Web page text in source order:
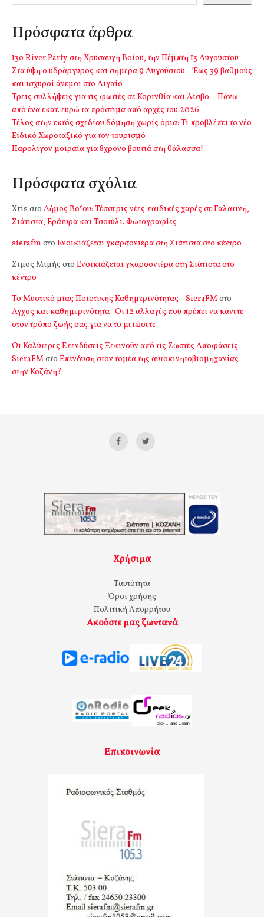
Πρόσφατα άρθρα
13o River Party στη Χρυσαυγή Βοΐου, την Πέμπτη 13 Αυγούστου
Στα ύψη ο υδράργυρος και σήμερα 9 Αυγούστου – Έως 39 βαθμούς
και ισχυροί άνεμοι στο Αιγαίο
Τρεις συλλήψεις για τις φωτιές σε Κορινθία και Λέσβο – Πάνω
από ένα εκατ. ευρώ τα πρόστιμα από αρχές του 2026
Τέλος στην εκτός σχεδίου δόμηση χωρίς όρια: Τι προβλέπει το νέο
Ειδικό Χωροταξικό για τον τουρισμό
Παρολίγον μοιραία για 8χρονο βουτιά στη θάλασσα!
Πρόσφατα σχόλια
Xris στο Δήμος Βοΐου: Τέσσερις νέες παιδικές χαρές σε Γαλατινή,
Σιάτιστα, Εράτυρα και Τσοτύλι. Φωτογραφίες
sierafm στο Ενοικιάζεται γκαρσονιέρα στη Σιάτιστα στο κέντρο
Σιμος Μιμής στο Ενοικιάζεται γκαρσονιέρα στη Σιάτιστα στο
κέντρο
Το Μυστικό μιας Ποιοτικής Καθημερινότητας - SieraFMστο
Αγχος και καθημερινότητα -Οι 12 αλλαγές που πρέπει να κάνετε
στον τρόπο ζωής σας για να το μειώσετε
Οι Καλύτερες Επενδύσεις Ξεκινούν από τις Σωστές Αποφάσεις -
SieraFMστο Επένδυση στον τομέα της αυτοκινητοβιομηχανίας
στην Κοζάνη?
Χρήσιμα
Ταυτότητα
Όροι χρήσης
Πολιτική Απορρήτου
Ακούστε μας ζωντανά
Επικοινωνία